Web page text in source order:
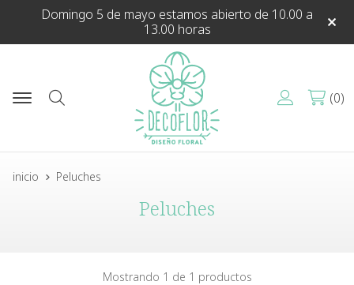
Domingo 5 de mayo estamos abierto de 10.00 a
13.00 horas
Buscar
0
inicio Peluches
Peluches
Mostrando 1 de 1 productos